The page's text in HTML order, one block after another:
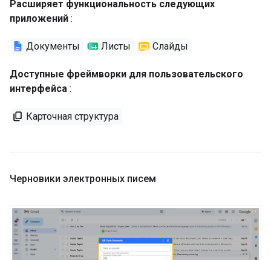
Расширяет функциональность следующих
приложений :
Документы Листы Слайды
Доступные фреймворки для пользовательского
интерфейса :
Карточная структура
Черновики электронных писем